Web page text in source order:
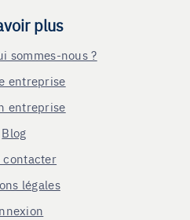
plus
sommes-nous ?
entreprise
entreprise
Blog
contacter
légales